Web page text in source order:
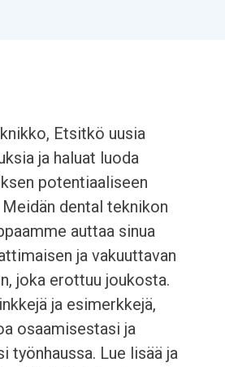
Etsitkö uusia
ja haluat luoda
potentiaaliseen
dental teknikon
auttaa sinua
ja vakuuttavan
joka erottuu joukosta.
ja esimerkkejä,
osaamisestasi ja
työnhaussa. Lue lisää ja